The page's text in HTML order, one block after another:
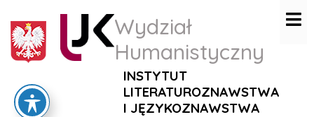
Wydział
Humanistyczny
INSTYTUT
LITERATUROZNAWSTWA
I JĘZYKOZNAWSTWA